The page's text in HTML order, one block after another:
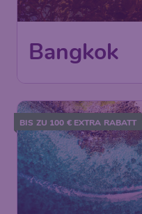
Bangkok
BIS ZU 100 € EXTRA RABATT